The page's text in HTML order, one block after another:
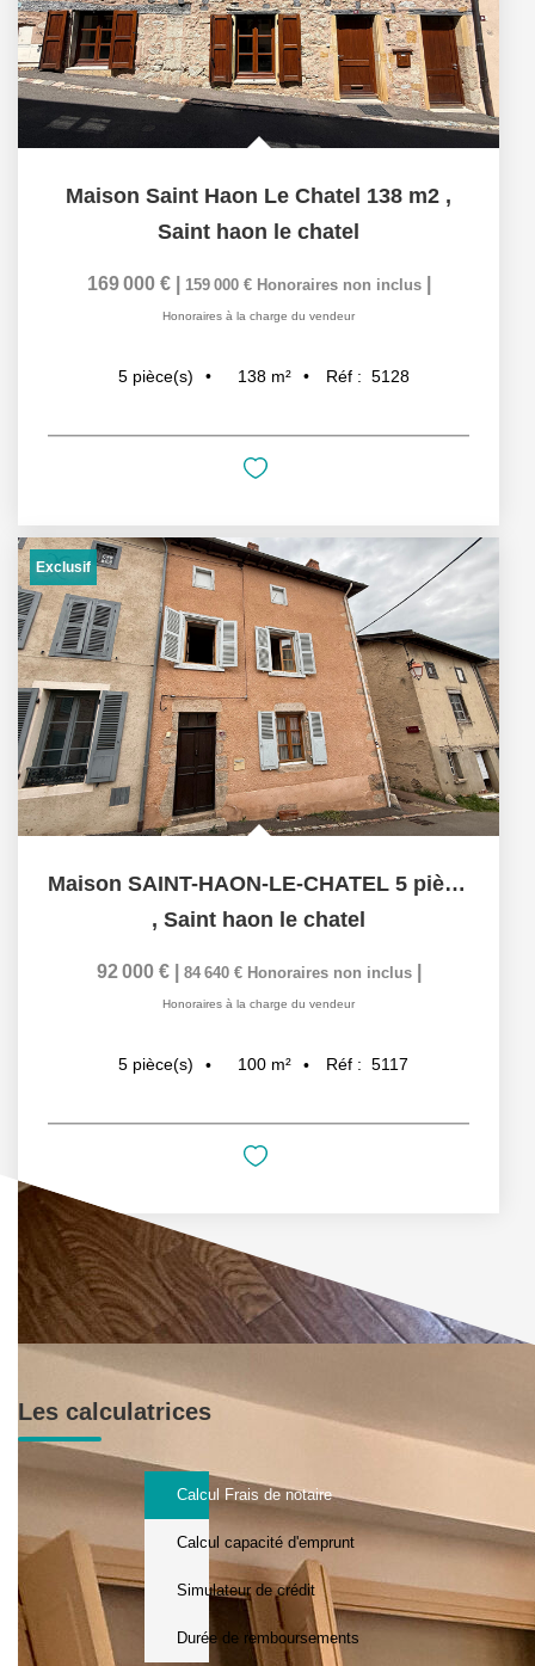
Maison Saint Haon Le Chatel 138 m2 ,
Saint haon le chatel
169 000 € 159 000 € Honoraires non inclus
Honoraires à la charge du vendeur
5 pièce(s) 138 m² Réf : 5128
Exclusif
Maison SAINT-HAON-LE-CHATEL 5 pièces
, Saint haon le chatel
92 000 € 84 640 € Honoraires non inclus
Honoraires à la charge du vendeur
5 pièce(s) 100 m² Réf : 5117
Les calculatrices
Calcul Frais de notaire
Calcul capacité d'emprunt
Simulateur de crédit
Durée de remboursements